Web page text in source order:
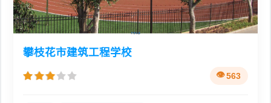
攀枝花市建筑工程学校
563